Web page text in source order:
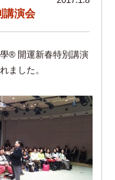
講演会
® 開運新春特別講演
ました。